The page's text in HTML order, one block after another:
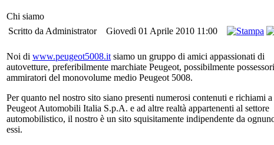
Chi siamo
Scritto da Administrator
Giovedì 01 Aprile 2010 11:00
Noi di www.peugeot5008.it siamo un gruppo di amici appassionati di
autovetture, preferibilmente marchiate Peugeot, possibilmente
ammiratori del monovolume medio Peugeot 5008.
Per quanto nel nostro sito siano presenti numerosi contenuti e richiami a
Peugeot Automobili Italia S.p.A. e ad altre realtà appartenenti al settore
automobilistico, il nostro è un sito squisitamente indipendente da
essi.